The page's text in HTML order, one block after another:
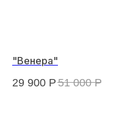
"Венера"
29 900 Р 51 000 Р